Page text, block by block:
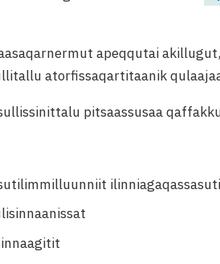
apeqqutai
atorfissaqartitaanik
pitsaassusaa